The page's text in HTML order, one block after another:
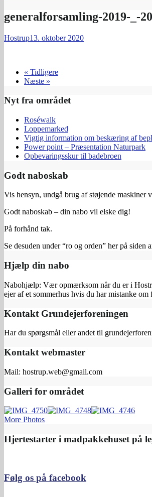
generalforsamling-2019-_-
Hostrup13. oktober 2020
« Tidligere
Næste »
Nyt fra området
Roséwalk
Loppemarked
Vigtig information om beskæring af
Power point – Præsentation Naturpark
Opbevaringsskur til badebroen
Godt naboskab
Vis hensyn, undgå brug af støjende
Godt naboskab – din nabo vil elske dig!
På forhånd tak.
Se desuden under “ro og orden” her på siden
Hjælp din nabo
Nabohjælp: Vær opmærksom når du er i
ejer af et sommerhus hvis du har mistanke
Kontakt Grundejerforeningen
Har du spørgsmål eller andet til
Kontakt webmaster
Mail: hostrup.web@gmail.com
Galleri for området
More Photos
Hjertestarter i madpakkehuset på
Følg os på facebook